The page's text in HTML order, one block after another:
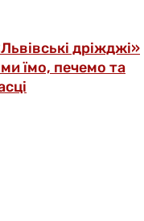
дріжджі»
їмо, печемо та